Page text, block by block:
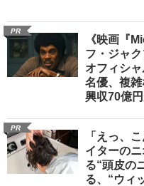
PR
《映画『
フ・ジャ
オフィシ
名優、複
興収70億円
PR
「えっ、
イターの
る“頭皮の
る、“ウィ